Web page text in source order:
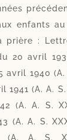
enfants
prière :
20 avril
avril 1940
1941 (A. A.
(A. A. S.
(A. A. S.
(A. A. S.